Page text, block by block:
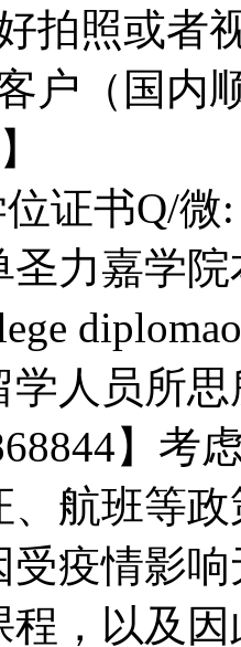
拍照或者
户（国内
位证书Q/
圣力嘉学
学人员所
】
、航班等
受疫情影
程，以及